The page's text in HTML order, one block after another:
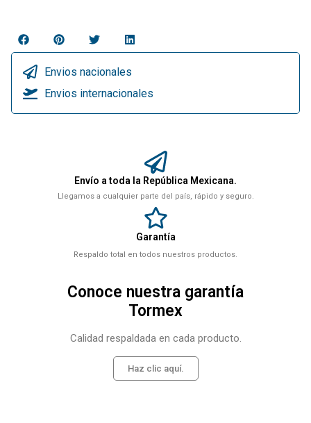
Envios nacionales
Envios internacionales
Envío a toda la República Mexicana.
Llegamos a cualquier parte del país, rápido y seguro.
Garantía
Respaldo total en todos nuestros productos.
Conoce nuestra garantía
Tormex
Calidad respaldada en cada producto.
Haz clic aquí.